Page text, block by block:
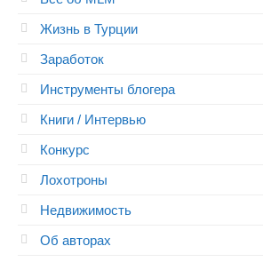
Жизнь в Турции
Заработок
Инструменты блогера
Книги / Интервью
Конкурс
Лохотроны
Недвижимость
Об авторах